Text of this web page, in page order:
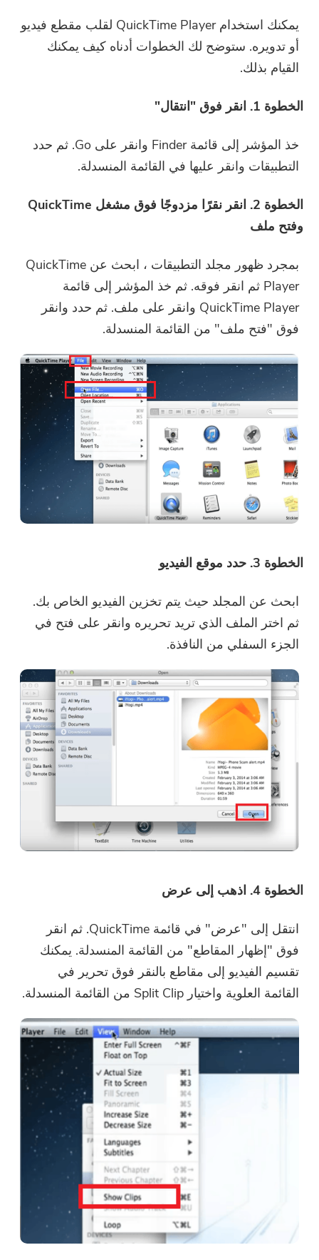
يمكنك استخدام QuickTime Player لقلب مقطع فيديو
أو تدويره. ستوضح لك الخطوات أدناه كيف يمكنك
القيام بذلك.
الخطوة 1. انقر فوق "انتقال"
خذ المؤشر إلى قائمة Finder وانقر على Go. ثم حدد
التطبيقات وانقر عليها في القائمة المنسدلة.
الخطوة 2. انقر نقرًا مزدوجًا فوق مشغل QuickTime
وفتح ملف
بمجرد ظهور مجلد التطبيقات ، ابحث عن QuickTime
Player ثم انقر فوقه. ثم خذ المؤشر إلى قائمة
QuickTime Player وانقر على ملف. ثم حدد وانقر
فوق "فتح ملف" من القائمة المنسدلة.
الخطوة 3. حدد موقع الفيديو
ابحث عن المجلد حيث يتم تخزين الفيديو الخاص بك.
ثم اختر الملف الذي تريد تحريره وانقر على فتح في
الجزء السفلي من النافذة.
الخطوة 4. اذهب إلى عرض
انتقل إلى "عرض" في قائمة QuickTime. ثم انقر
فوق "إظهار المقاطع" من القائمة المنسدلة. يمكنك
تقسيم الفيديو إلى مقاطع بالنقر فوق تحرير في
القائمة العلوية واختيار Split Clip من القائمة المنسدلة.
أنت على وشك الإنتهاء.
اشترك في أفضل عروضنا وأخبارنا
حول تطبيقات iMyMac.
يمكن أن يكون هذا البرنامج فقط لا
يمكن تنزيل هذا البرنامج واستخدامه
إلا على جهاز Mac. يمكنك إدخال
عنوان بريدك الإلكتروني للحصول
على رابط التنزيل ورمز القسيمة.
إذا كنت ترغب في شراء البرنامج ،
الرجاء النقر فوق متجر.
الرجاء إدخال عنوان بريد إلكتروني صالح.
شكرا لاشتراكك!
شكرا لاشتراكك!
تم إرسال رابط التنزيل ورمز القسيمة
إلى بريدك الإلكتروني
user@email.com. يمكنك أيضًا النقر
فوق الزر لشراء البرنامج مباشرةً.